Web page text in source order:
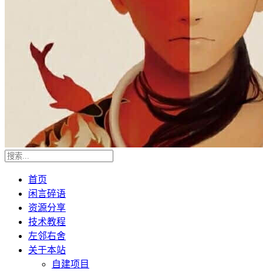
首页
闲言碎语
资源分享
技术教程
左邻右舍
关于本站
自建项目